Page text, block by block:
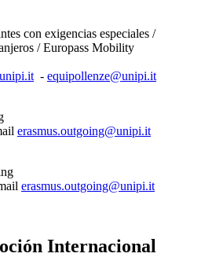
con exigencias especiales /
/ Europass Mobility
- equipollenze@unipi.it
erasmus.outgoing@unipi.it
erasmus.outgoing@unipi.it
Internacional